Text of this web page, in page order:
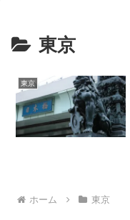
東京
東京
ホーム 東京